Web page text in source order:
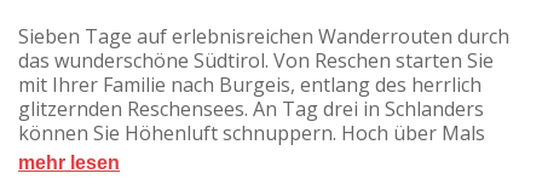
Sieben Tage auf erlebnisreichen Wanderrouten durch
das wunderschöne Südtirol. Von Reschen starten Sie
mit Ihrer Familie nach Burgeis, entlang des herrlich
glitzernden Reschensees. An Tag drei in Schlanders
können Sie Höhenluft schnuppern. Hoch über Mals
entlang des Malser Oberwaals verläuft die
mehr lesen